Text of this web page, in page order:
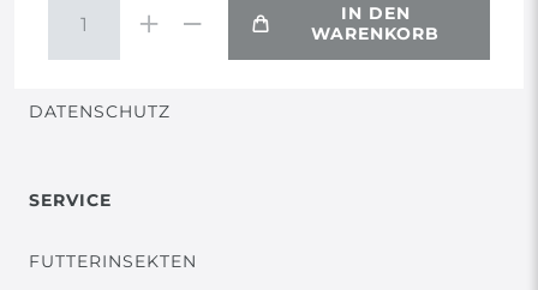
IN DEN
WARENKORB
DATENSCHUTZ
SERVICE
FUTTERINSEKTEN